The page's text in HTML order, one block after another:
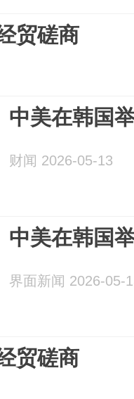
贸磋商
中美在韩国
财闻 2026-05-13
中美在韩国
界面新闻 2026-05-
贸磋商